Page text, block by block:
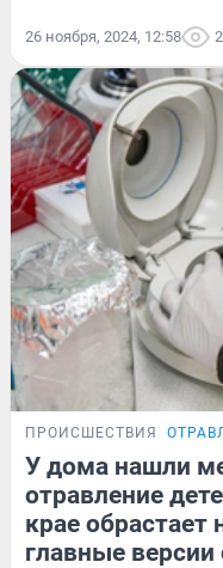
26 ноября, 2024, 12:58
ПРОИСШЕСТВИЯ
У дома нашли
отравление
крае
главные версии